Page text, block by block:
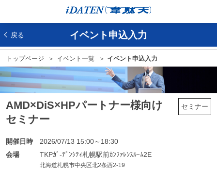
戻る イベント申込入力
トップページ イベント一覧 イベント申込入力
セミナー
AMD×DiS×HPパートナー様向け
セミナー
開催日時
2026/07/13 15:00～18:30
会場
TKPｶﾞ-ﾃﾞﾝｼﾃｨ札幌駅前ｶﾝﾌｧﾚﾝｽﾙｰﾑ2E
北海道札幌市中央区北2条西2-19